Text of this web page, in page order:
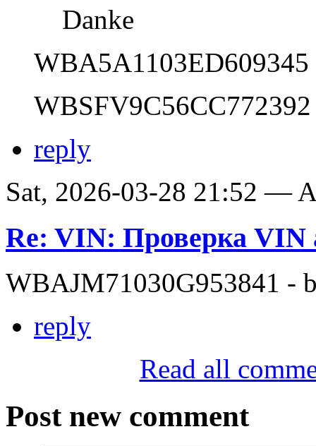
Danke
WBA5A1103ED609345
WBSFV9C56CC772392
reply
Sat, 2026-03-28 21:52 —
Re: VIN: Проверка VIN
WBAJM71030G953841 -
reply
Read all
Post new comment